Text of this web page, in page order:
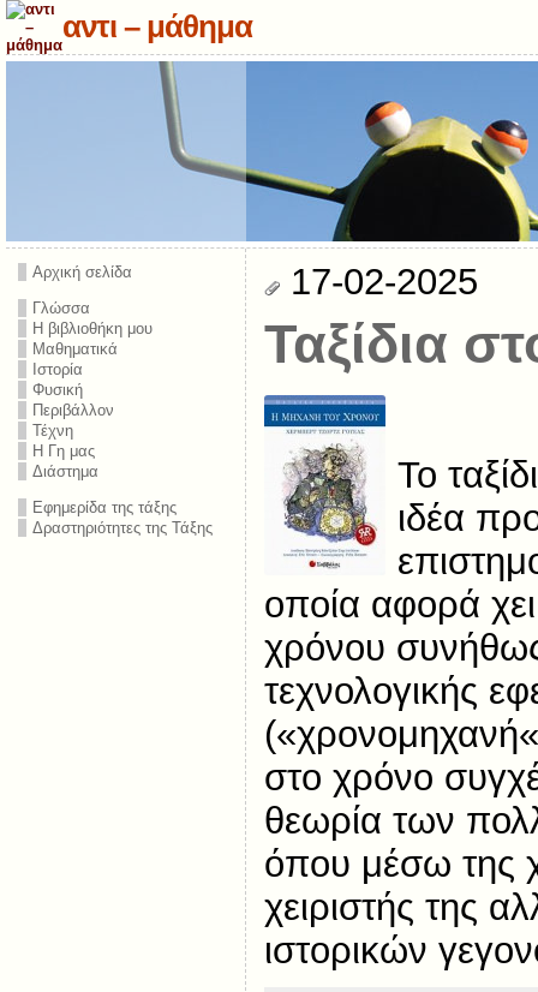
αντι – μάθημα
Αρχική σελίδα
Γλώσσα
Η βιβλιοθήκη μου
Μαθηματικά
Ιστορία
Φυσική
Περιβάλλον
Τέχνη
Η Γη μας
Διάστημα
Εφημερίδα της τάξης
Δραστηριότητες της Τάξης
17-02-2025
Ταξίδια
Το
ιδέα
οποία αφορά
χρόνου
τεχνολογικής
στο χρόνο
θεωρία των
όπου μέσω της
χειριστής της
ιστορικών